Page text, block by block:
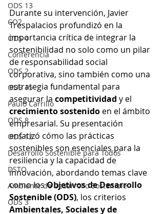
ODS 13
CO2
ODS 4
Conferencia
ODS 2
ODS 15
Paulo Carrillo
ODS 8
ODS 12
Desarrollo Sostenible para Todos
DSTO
Ambiente de Desarrollo Sostenible
ODS 3
Durante su intervención, Javier
Trespalacios profundizó en la
importancia crítica de integrar la
sostenibilidad no solo como un pilar
de responsabilidad social
corporativa, sino también como una
estrategia fundamental para
asegurar la competitividad y el
crecimiento sostenido en el ámbito
empresarial. Su presentación
enfatizó cómo las prácticas
sostenibles son esenciales para la
resiliencia y la capacidad de
innovación, abordando temas clave
como los Objetivos de Desarrollo
Sostenible (ODS), los criterios
Ambientales, Sociales y de